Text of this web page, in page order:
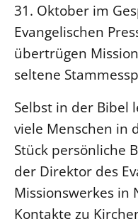
31. Oktober im
Evangelischen
übertrügen
seltene
Selbst in der Bibel
viele Menschen in
Stück persönliche
der Direktor des
Missionswerkes in
Kontakte zu
LANDESSYNODE
27. Landessynode
Kontakt
Hintergrund
MITARBEIT
Ehrenamt
Beruf
Freie Stellen